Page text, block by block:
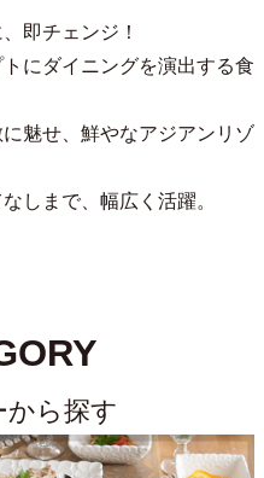
即チェンジ！
にダイニングを演出する食
魅せ、鮮やなアジアンリゾ
しまで、幅広く活躍。
から探す